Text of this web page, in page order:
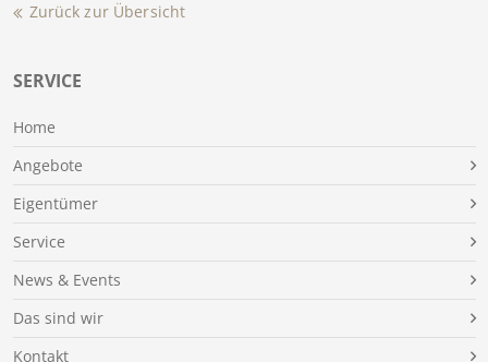
SERVICE
Home
Angebote
Eigentümer
Service
News & Events
Das sind wir
Kontakt
Zurück zur Übersicht